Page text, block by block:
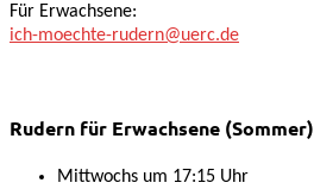
Für Erwachsene:
ich-moechte-rudern@uerc.de
Rudern für Erwachsene (Sommer)
Mittwochs um 17:15 Uhr